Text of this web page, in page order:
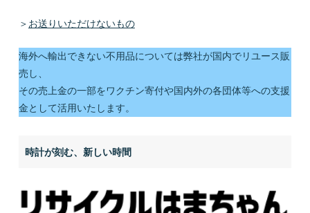
＞ お送りいただけないもの
海外へ輸出できない不用品については弊社が国内でリユース販
売し、
その売上金の一部をワクチン寄付や国内外の各団体等への支援
金として活用いたします。
時計が刻む、新しい時間